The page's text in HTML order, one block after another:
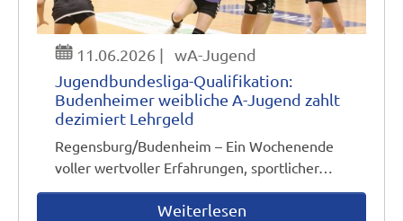
11.06.2026 |
wA-Jugend
Jugendbundesliga-Qualifikation:
Budenheimer weibliche A-Jugend zahlt
dezimiert Lehrgeld
Regensburg/Budenheim – Ein Wochenende
voller wertvoller Erfahrungen, sportlicher…
Weiterlesen